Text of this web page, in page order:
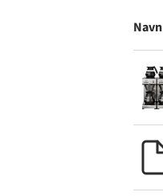
Navn